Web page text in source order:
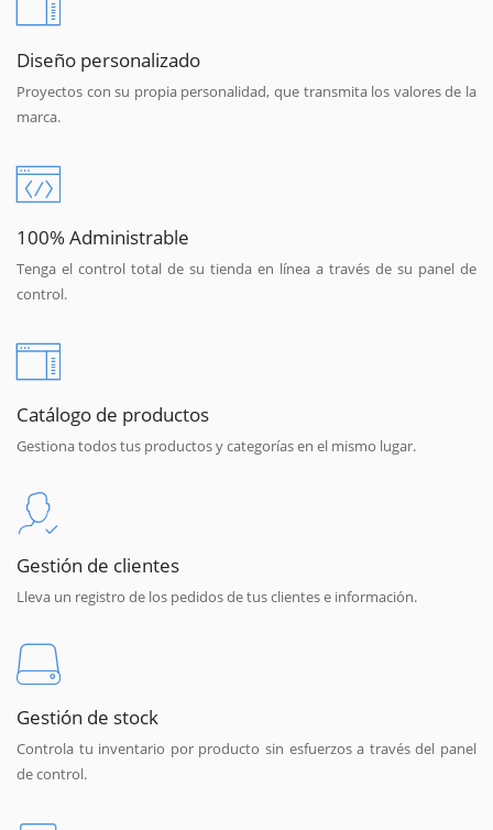
Diseño personalizado
Proyectos con su propia personalidad, que transmita los valores de la
marca.
100% Administrable
Tenga el control total de su tienda en línea a través de su panel de
control.
Catálogo de productos
Gestiona todos tus productos y categorías en el mismo lugar.
Gestión de clientes
Lleva un registro de los pedidos de tus clientes e información.
Gestión de stock
Controla tu inventario por producto sin esfuerzos a través del panel
de control.